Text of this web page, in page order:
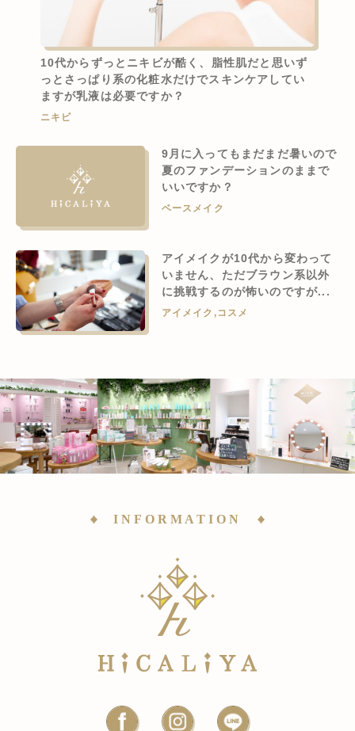
10代からずっとニキビが酷く、脂性肌だと思いず
っとさっぱり系の化粧水だけでスキンケアしてい
ますが乳液は必要ですか？
ニキビ
9月に入ってもまだまだ暑いので
夏のファンデーションのままで
いいですか？
ベースメイク
アイメイクが10代から変わって
いません、ただブラウン系以外
に挑戦するのが怖いのですが...
アイメイク , コスメ
INFORMATION